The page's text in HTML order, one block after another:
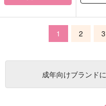
1 2 3
成年向けブランドに